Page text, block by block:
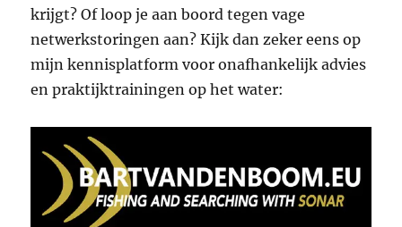
krijgt? Of loop je aan boord tegen vage
netwerkstoringen aan? Kijk dan zeker eens op
mijn kennisplatform voor onafhankelijk advies
en praktijktrainingen op het water: